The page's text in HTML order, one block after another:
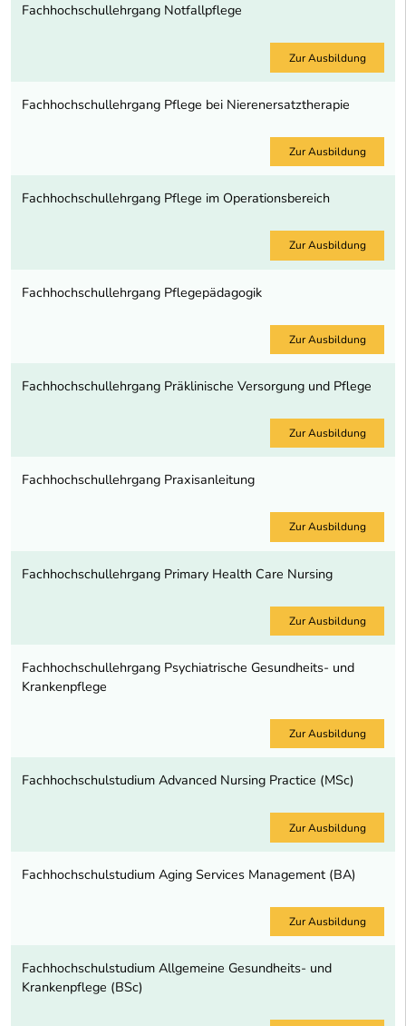
Fachhochschullehrgang Notfallpflege
Zur Ausbildung
Fachhochschullehrgang Pflege bei Nierenersatztherapie
Zur Ausbildung
Fachhochschullehrgang Pflege im Operationsbereich
Zur Ausbildung
Fachhochschullehrgang Pflegepädagogik
Zur Ausbildung
Fachhochschullehrgang Präklinische Versorgung und Pflege
Zur Ausbildung
Fachhochschullehrgang Praxisanleitung
Zur Ausbildung
Fachhochschullehrgang Primary Health Care Nursing
Zur Ausbildung
Fachhochschullehrgang Psychiatrische Gesundheits- und
Krankenpflege
Zur Ausbildung
Fachhochschulstudium Advanced Nursing Practice (MSc)
Zur Ausbildung
Fachhochschulstudium Aging Services Management (BA)
Zur Ausbildung
Fachhochschulstudium Allgemeine Gesundheits- und
Krankenpflege (BSc)